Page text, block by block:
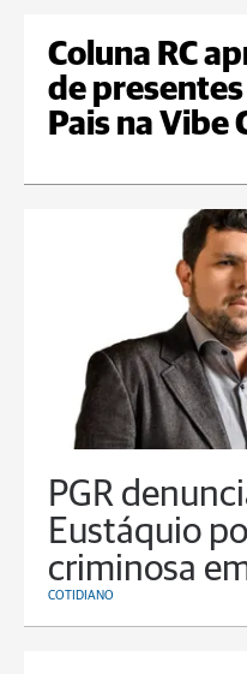
Coluna RC
de
Pais na Vibe
PGR
Eustáquio
criminosa
COTIDIANO